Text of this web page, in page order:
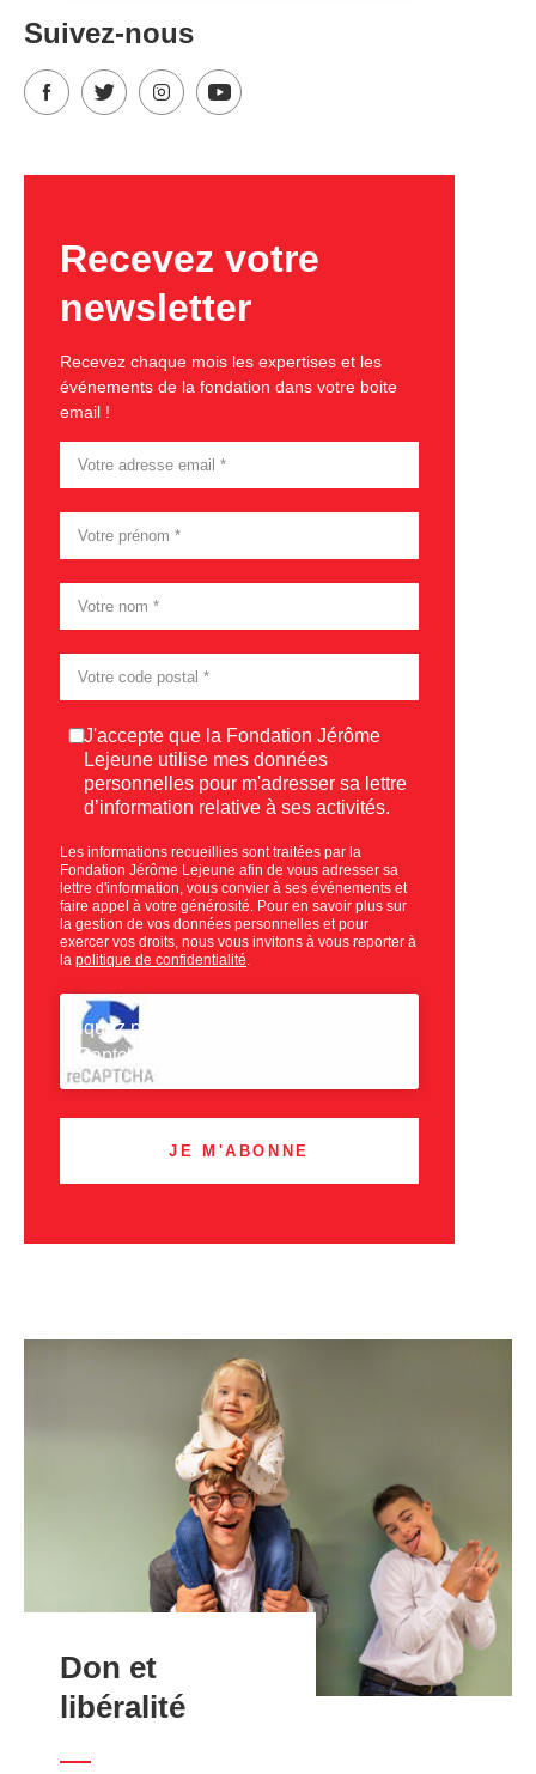
Suivez-nous
Recevez votre
newsletter
Recevez chaque mois les expertises et les
événements de la fondation dans votre boite
email !
Consentement
J'accepte que la Fondation Jérôme
Lejeune utilise mes données
personnelles pour m'adresser sa lettre
d’information relative à ses activités.
Les informations recueillies sont traitées par la
Fondation Jérôme Lejeune afin de vous adresser sa
lettre d'information, vous convier à ses événements et
faire appel à votre générosité. Pour en savoir plus sur
la gestion de vos données personnelles et pour
exercer vos droits, nous vous invitons à vous reporter à
la politique de confidentialité.
CAPTCHA
Cliquez pour accepter la validation
reCaptcha.
Don et
libéralité